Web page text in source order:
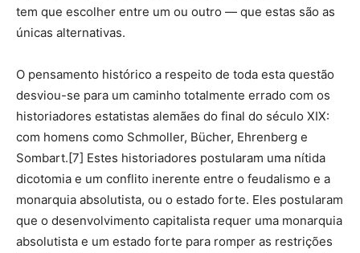
tem que escolher entre um ou outro — que estas são as
únicas alternativas.
O pensamento histórico a respeito de toda esta questão
desviou-se para um caminho totalmente errado com os
historiadores estatistas alemães do final do século XIX:
com homens como Schmoller, Bücher, Ehrenberg e
Sombart.[7] Estes historiadores postularam uma nítida
dicotomia e um conflito inerente entre o feudalismo e a
monarquia absolutista, ou o estado forte. Eles postularam
que o desenvolvimento capitalista requer uma monarquia
absolutista e um estado forte para romper as restrições